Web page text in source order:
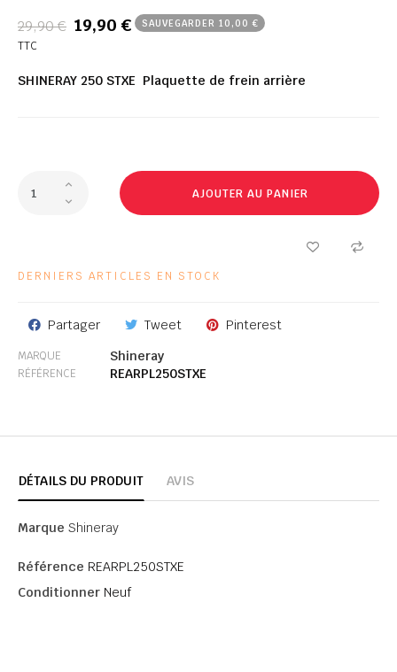
29,90 € 19,90 € SAUVEGARDER 10,00 €
TTC
SHINERAY 250 STXE Plaquette de frein arrière
AJOUTER AU PANIER
DERNIERS ARTICLES EN STOCK
Partager Tweet Pinterest
MARQUE Shineray
RÉFÉRENCE REARPL250STXE
DÉTAILS DU PRODUIT AVIS
Marque Shineray
Référence REARPL250STXE
Conditionner Neuf